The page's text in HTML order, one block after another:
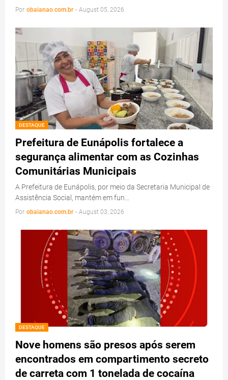
Por obaianao.com.br - August 05, 2026
DESTAQUE
Prefeitura de Eunápolis fortalece a
segurança alimentar com as Cozinhas
Comunitárias Municipais
A Prefeitura de Eunápolis, por meio da Secretaria Municipal de
Assistência Social, mantém em fun…
Por obaianao.com.br - August 03, 2026
DESTAQUE
Nove homens são presos após serem
encontrados em compartimento secreto
de carreta com 1 tonelada de cocaína